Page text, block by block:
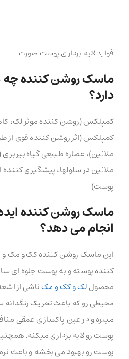
فواید لایه برداری پوست صورت
ماسک روشن کننده چه
دارد؟
کمپلکس­ (روشن کننده موثر لک،
کمپلکس (اثر روشن کننده قوی از
ملانین)، عصاره طبیعی گیاه
ملانین در سلولها، پیشگیری کننده
پوست)
ماسک روشن کننده
انجام می دهد؟
این ماسک روشن کننده کک و مک و
کننده پوسته و به پوست جلوه ای
محصوللک و کک و مکناشی از
محیطی رو که باعث تحریک
میبره و در عین پاکسازی عمقی
پوست رو لایه برداری میکنه.
پوست رو بهبود می بخشه و باعث